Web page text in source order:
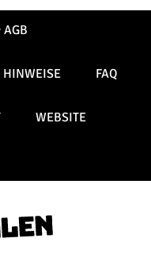
AGB
HINWEISE FAQ
WEBSITE